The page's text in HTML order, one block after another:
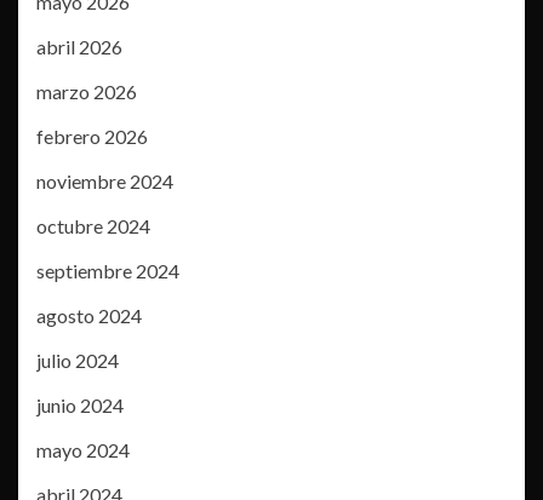
abril 2026
marzo 2026
febrero 2026
noviembre 2024
octubre 2024
septiembre 2024
agosto 2024
julio 2024
junio 2024
mayo 2024
abril 2024